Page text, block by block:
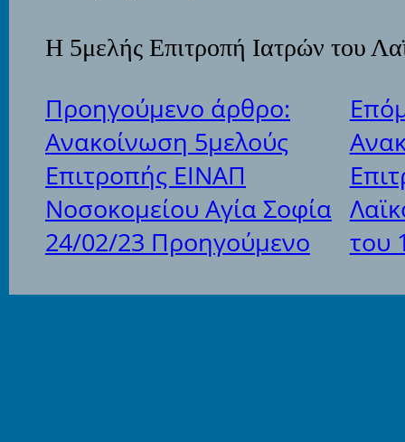
Η 5μελής Επιτροπή Ιατρών του
Προηγούμενο άρθρο:
Ανακοίνωση 5μελούς
Επιτροπής ΕΙΝΑΠ
Νοσοκομείου Αγία Σοφία
24/02/23 Προηγούμενο
του